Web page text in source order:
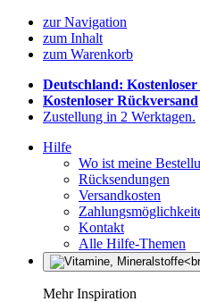
zur Navigation
zum Inhalt
zum Warenkorb
Deutschland:
Kostenloser Rückversand
Zustellung in 2 Werktagen.
Hilfe
Wo ist meine
Rücksendungen
Versandkosten
Kontakt
Alle Hilfe-Themen
Mehr Inspiration